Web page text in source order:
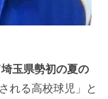
玉県勢初の夏の
れる高校球児」と